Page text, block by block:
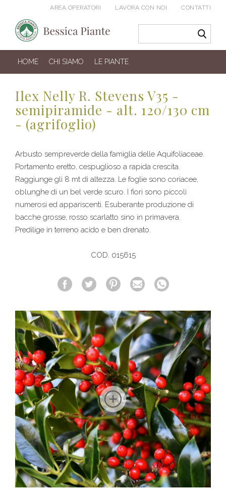
AREA OPERATORI LAVORA CON NOI CONTATTI
HOME CHI SIAMO LE PIANTE
Ilex Nelly R. Stevens V35 -
semipiramide - alt. 120/130 cm
- (agrifoglio)
Arbusto sempreverde della famiglia delle Aquifoliaceae.
Portamento eretto, cespuglioso a rapida crescita.
Raggiunge gli 8 mt di altezza. Le foglie sono coriacee,
oblunghe di un bel verde scuro. I fiori sono piccoli
numerosi ed appariscenti. Esuberante produzione di
bacche grosse, rosso scarlatto sino in primavera.
Predilige in terreno acido e ben drenato.
COD. 015615